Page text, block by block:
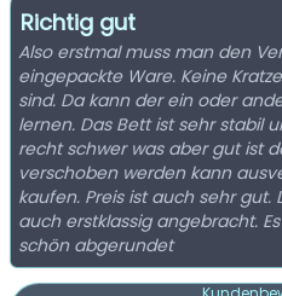
Richtig gut
Also erstmal muss man den
eingepackte Ware. Keine
sind. Da kann der ein oder
lernen. Das Bett ist sehr stabil
recht schwer was aber gut ist
verschoben werden kann
kaufen. Preis ist auch sehr gut.
auch erstklassig angebracht.
schön abgerundet